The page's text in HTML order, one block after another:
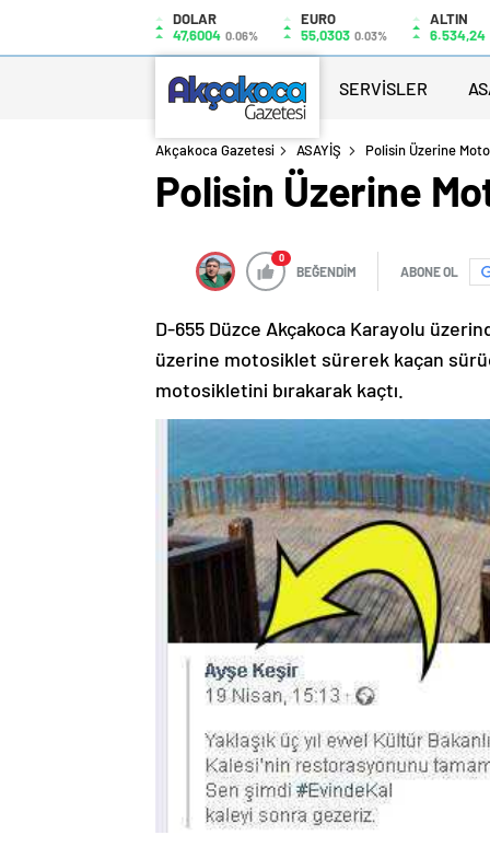
DOLAR
47,6004 0.06%
EURO
55,0303 0.03%
ALTIN
6.534,24
SERVİSLER
Akçakoca Gazetesi ASAYİŞ Polisin Üzerine
Polisin Üzerine
0
BEĞENDİM ABONE OL
D-655 Düzce Akçakoca Karayolu
üzerine motosiklet sürerek kaçan
motosikletini bırakarak kaçtı.